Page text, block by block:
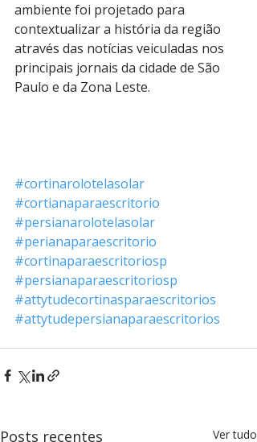
ambiente foi projetado para
contextualizar a história da região
através das notícias veiculadas nos
principais jornais da cidade de São
Paulo e da Zona Leste.
#cortinarolotelasolar
#cortianaparaescritorio
#persianarolotelasolar
#perianaparaescritorio
#cortinaparaescritoriosp
#persianaparaescritoriosp
#attytudecortinasparaescritorios
#attytudepersianaparaescritorios
Posts recentes Ver tudo